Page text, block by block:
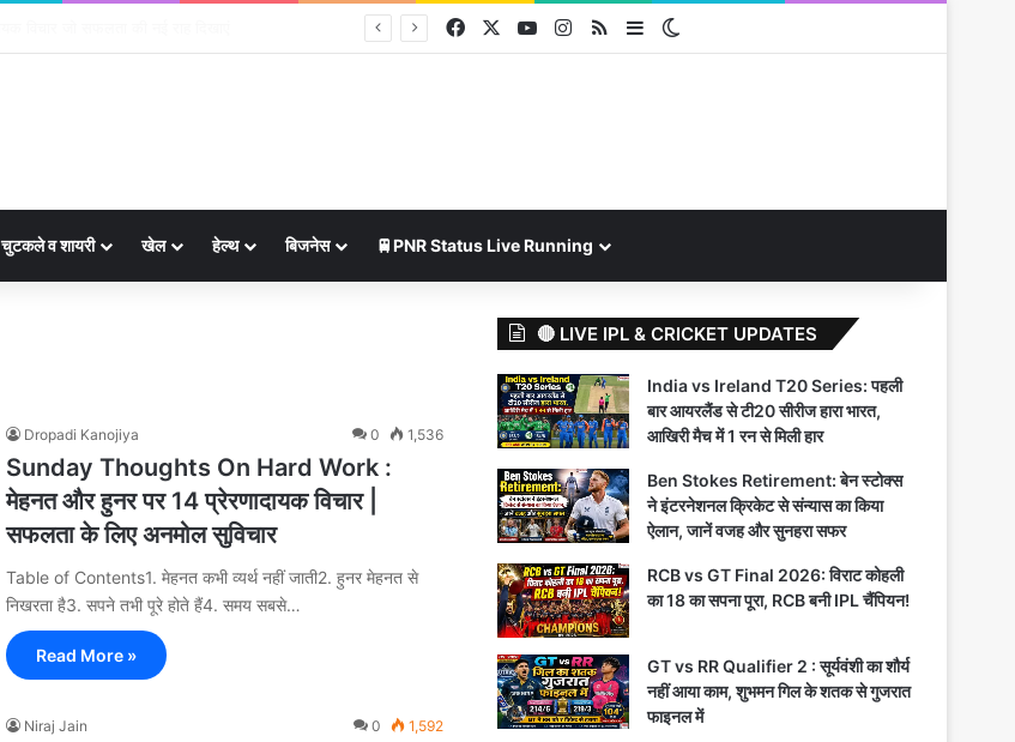
Facebook YouTubeInstagram
RSS Sidebar
चुटकले व शायरी खेल हेल्थ बिजनेस 🚆PNR Status Live Running
Dropadi Kanojiya 0 1,536
Sunday Thoughts On Hard Work :
मेहनत और हुनर पर 14 प्रेरणादायक विचार |
सफलता के लिए अनमोल सुविचार
Table of Contents1. मेहनत कभी व्यर्थ नहीं जाती2. हुनर मेहनत से
निखरता है3. सपने तभी पूरे होते हैं4. समय सबसे…
Read More »
Niraj Jain 0 1,592
🔴 LIVE IPL & CRICKET UPDATES
India vs Ireland T20 Series: पहली
बार आयरलैंड से टी20 सीरीज हारा भारत,
आखिरी मैच में 1 रन से मिली हार
Ben Stokes Retirement: बेन स्टोक्स
ने इंटरनेशनल क्रिकेट से संन्यास का किया
ऐलान, जानें वजह और सुनहरा सफर
RCB vs GT Final 2026: विराट कोहली
का 18 का सपना पूरा, RCB बनी IPL चैंपियन!
GT vs RR Qualifier 2 : सूर्यवंशी का शौर्य
नहीं आया काम, शुभमन गिल के शतक से गुजरात
फाइनल में